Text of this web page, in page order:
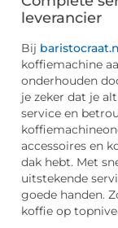
leverancier
Bij
koffiemachine
onderhouden
je zeker dat je
service en
accessoires en
dak hebt. Met
uitstekende
goede handen.
koffie op